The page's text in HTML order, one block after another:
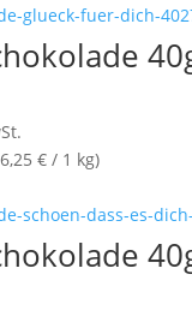
€ / 1 kg)